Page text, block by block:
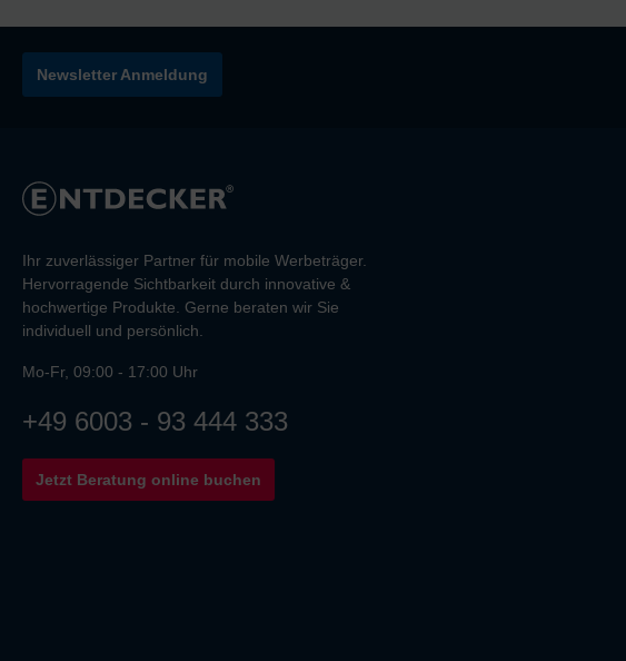
Newsletter Anmeldung
Ihr zuverlässiger Partner für mobile Werbeträger.
Hervorragende Sichtbarkeit durch innovative &
hochwertige Produkte. Gerne beraten wir Sie
individuell und persönlich.
Mo-Fr, 09:00 - 17:00 Uhr
+49 6003 - 93 444 333
Jetzt Beratung online buchen